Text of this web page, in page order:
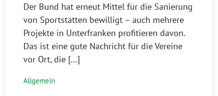
Der Bund hat erneut Mittel für die Sanierung
von Sportstätten bewilligt – auch mehrere
Projekte in Unterfranken profitieren davon.
Das ist eine gute Nachricht für die Vereine
vor Ort, die […]
Allgemein